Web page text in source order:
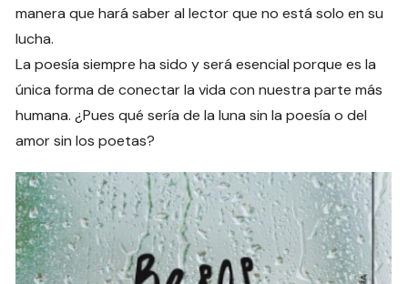
manera que hará saber al lector que no está solo en su
lucha.
La poesía siempre ha sido y será esencial porque es la
única forma de conectar la vida con nuestra parte más
humana. ¿Pues qué sería de la luna sin la poesía o del
amor sin los poetas?